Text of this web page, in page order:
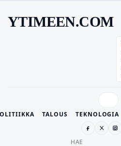
YTIMEEN.COM
TALOUS TEKNOLOGIA
Search